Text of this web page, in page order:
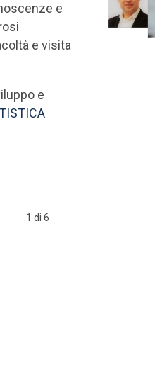
e
e visita
e
1 di 6